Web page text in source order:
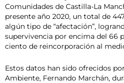
Comunidades de Castilla-La
presente año 2020, un total de
algún tipo de “afectación”,
supervivencia por encima del 66
ciento de reincorporación al
Estos datos han sido ofrecidos
Ambiente, Fernando Marchán,